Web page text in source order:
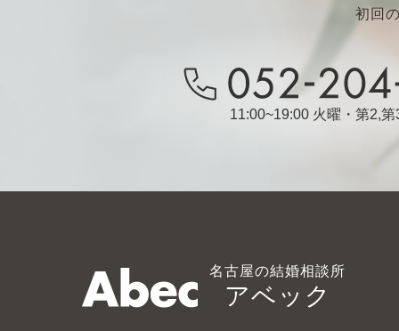
初回
11:00~19:00 火曜・第2,
名古屋の結婚相談所
アベック